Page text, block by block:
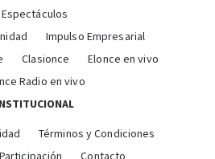
Espectáculos
Impulso Empresarial
Clasionce
Elonce en vivo
Radio en vivo
Términos y Condiciones